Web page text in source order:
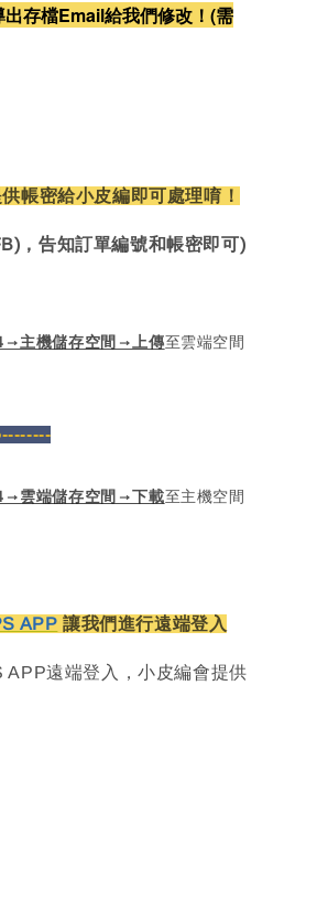
存檔Email給我們修改！(需
帳密給小皮編即可處理唷！
，告知訂單編號和帳密即可)
主機儲存空間→上傳至雲端空間
雲端儲存空間→下載至主機空間
APP 讓我們進行遠端登入
APP遠端登入，小皮編會提供